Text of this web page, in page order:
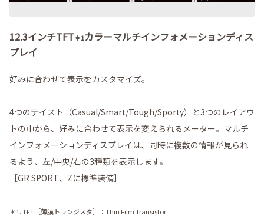
12.3インチTFT＊1カラーマルチインフォメーションディス
プレイ
好みに合わせて表示をカスタマイズ。
4つのテイスト（Casual/Smart/Tough/Sporty）と3つのレイアウ
トの中から、好みに合わせて表示を変えられるメーター。マルチ
インフォメーションディスプレイは、同時に複数の情報が見られ
るよう、左/中央/右の3種類を表示します。
［GR SPORT、Zに標準装備］
＊1. TFT［薄膜トランジスタ］：Thin Film Transistor